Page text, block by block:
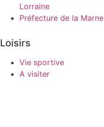
Lorraine
Préfecture de la Marne
Loisirs
Vie sportive
A visiter